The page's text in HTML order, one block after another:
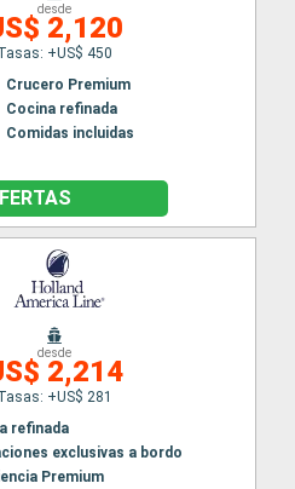
desde
2,120
+US$ 450
Crucero Premium
Cocina refinada
Comidas incluidas
desde
2,214
+US$ 281
refinada
exclusivas a bordo
Premium